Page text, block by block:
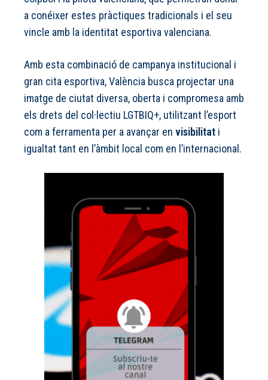
a conéixer estes pràctiques tradicionals i el seu
vincle amb la identitat esportiva valenciana.
Amb esta combinació de campanya institucional i
gran cita esportiva, València busca projectar una
imatge de ciutat diversa, oberta i compromesa amb
els drets del col·lectiu LGTBIQ+, utilitzant l’esport
com a ferramenta per a avançar en visibilitat i
igualtat tant en l’àmbit local com en l’internacional.